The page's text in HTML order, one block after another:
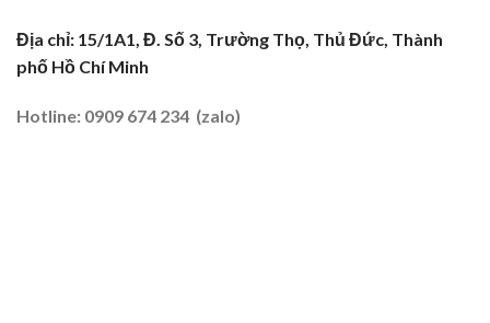
Nghề
Tại
Lúa
Địa chỉ: 15/1A1, Đ. Số 3, Trường Thọ, Thủ Đức, Thành
phố Hồ Chí Minh
Hotline: 0909 674 234 (zalo)